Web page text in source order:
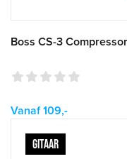
Boss CS-3
Vanaf 109,-
GITAAR